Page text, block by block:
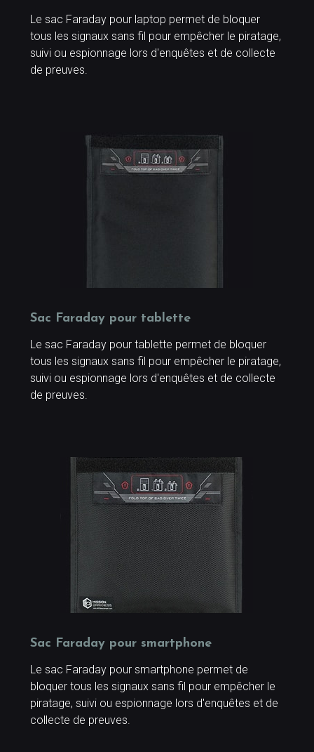
Le sac Faraday pour laptop permet de bloquer
tous les signaux sans fil pour empêcher le piratage,
suivi ou espionnage lors d'enquêtes et de collecte
de preuves.
Sac Faraday pour tablette
Le sac Faraday pour tablette permet de bloquer
tous les signaux sans fil pour empêcher le piratage,
suivi ou espionnage lors d'enquêtes et de collecte
de preuves.
Sac Faraday pour smartphone
Le sac Faraday pour smartphone permet de
bloquer tous les signaux sans fil pour empêcher le
piratage, suivi ou espionnage lors d'enquêtes et de
collecte de preuves.